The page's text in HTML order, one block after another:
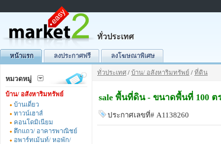
ทั่วประเทศ
หน้าแรก ลงประกาศฟรี ลงโฆษณาพิเศษ
หมวดหมู่
บ้าน/ อสังหาริมทรัพย์
บ้านเดี่ยว
ทาวน์เฮาส์
คอนโดมิเนียม
ตึกแถว/ อาคารพาณิชย์
อพาร์ทเม้นท์/ หอพัก/
ทั่วประเทศ / บ้าน/ อสังหาริมทรัพย์ / ที่ดิน
sale พื้นที่ดิน - ขนาดพื้นที่ 100 ต
ประกาศเลขที่# A1138260